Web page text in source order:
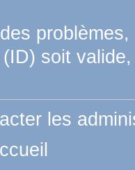
soit
les